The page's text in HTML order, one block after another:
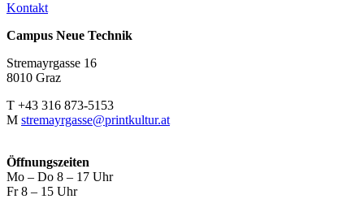
Kontakt
Campus Neue Technik
Stremayrgasse 16
8010 Graz
T +43 316 873-5153
M stremayrgasse@printkultur.at
Öffnungszeiten
Mo – Do 8 – 17 Uhr
Fr 8 – 15 Uhr